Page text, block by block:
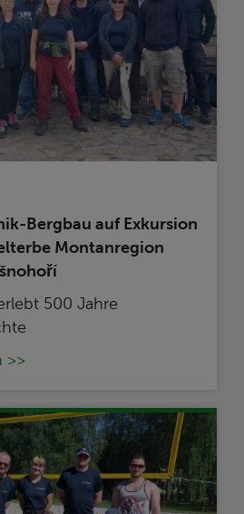
Bergbau auf Exkursion
Montanregion
500 Jahre
>>